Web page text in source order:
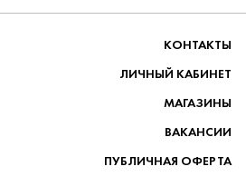
КОНТАКТЫ
ЛИЧНЫЙ КАБИНЕТ
МАГАЗИНЫ
ВАКАНСИИ
ПУБЛИЧНАЯ ОФЕРТА